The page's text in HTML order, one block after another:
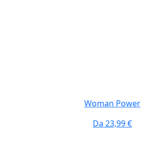
Woman Power
Da 23,99 €